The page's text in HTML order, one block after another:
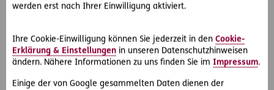
werden erst nach Ihrer Einwilligung aktiviert.
Ihre Cookie-Einwilligung können Sie jederzeit in den Cookie-
Erklärung & Einstellungen in unseren Datenschutzhinweisen
ändern. Nähere Informationen zu uns finden Sie im Impressum.
Einige der von Google gesammelten Daten dienen der
Sozialversicherungs-Rechtsschutz enthalten. Damit hat
eigenen Top-Juristen. Zusätzlich wurde er durch einen auf
Sozialversicherungsrecht spezialisierten D.A.S.
Partneranwalt ohne Kostenrisiko vor Gericht vertreten.